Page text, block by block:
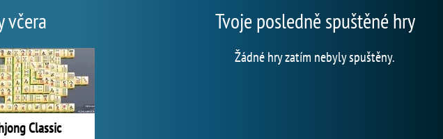
včera
Classic
Tvoje posledně spuštěné hry
Žádné hry zatím nebyly spuštěny.